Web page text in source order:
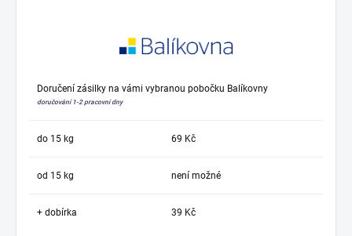
Doručení zásilky na vámi vybranou pobočku Balíkovny
doručování 1-2 pracovní dny
do 15 kg 69 Kč
od 15 kg není možné
+ dobírka 39 Kč